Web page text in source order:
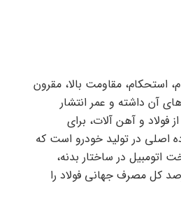
استحکام، مقاومت بالا، مقرون
آن داشته و عمر انتشار
می‌دهد. بر اساس تحقیقات منتشر شده، تقریبا ۱۶ درصد از فولاد و آهن آلات، برای
اصلی در تولید خودرو است که
می‌دهد. اما ۳۴ درصد برای ساخت اتومبیل در ساختار بدنه،
از فولاد است. انجمن جهانی فولاد نیز اعلام کرده، خودرو تقریبا ۱۲ درصد کل مصرف جهانی فولاد را